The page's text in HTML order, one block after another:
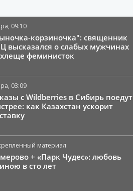
09:10
корзиночка": священник
высказался о слабых мужчинах
феминисток
03:09
с Wildberries в Сибирь поедут
как Казахстан ускорит
материал
+ «Парк Чудес»: любовь
в сто лет